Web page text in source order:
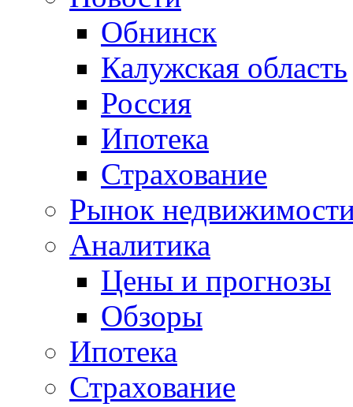
Обнинск
Калужская область
Россия
Ипотека
Страхование
Рынок
Аналитика
Цены и прогнозы
Обзоры
Ипотека
Страхование